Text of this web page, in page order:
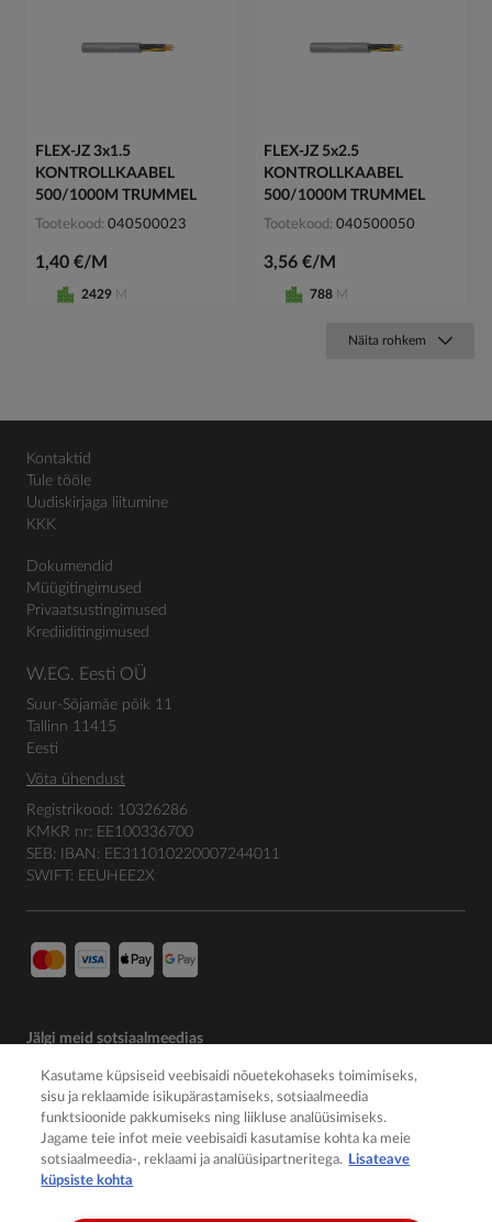
FLEX-JZ 3x1.5
KONTROLLKAABEL
500/1000M TRUMMEL
Tootekood 040500023
1,40 €/M
2429 M
FLEX-JZ 5x2.5
KONTROLLKAABEL
500/1000M TRUMMEL
Tootekood 040500050
3,56 €/M
788 M
Näita rohkem
Kontaktid
Tule tööle
Uudiskirjaga liitumine
KKK
Dokumendid
Müügitingimused
Privaatsustingimused
Krediiditingimused
W.EG. Eesti OÜ
Suur-Sõjamäe põik 11
Tallinn 11415
Eesti
Võta ühendust
Registrikood: 10326286
KMKR nr: EE100336700
SEB: IBAN: EE311010220007244011
SWIFT: EEUHEE2X
Jälgi meid sotsiaalmeedias
Kasutame küpsiseid veebisaidi nõuetekohaseks toimimiseks,
sisu ja reklaamide isikupärastamiseks, sotsiaalmeedia
funktsioonide pakkumiseks ning liikluse analüüsimiseks.
Jagame teie infot meie veebisaidi kasutamise kohta ka meie
sotsiaalmeedia-, reklaami ja analüüsipartneritega. Lisateave
küpsiste kohta